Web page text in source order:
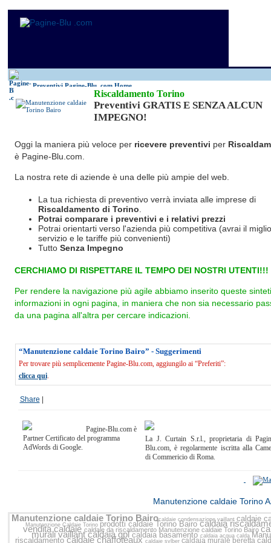
Preventivi Pagine-Blu .com Home
Riscaldamento Torino
Preventivi GRATIS E SENZA ALCUN
IMPEGNO!
Oggi la maniera più veloce per ricevere preventivi per
è Pagine-Blu.com.
La nostra rete di aziende è una delle più ampie del web.
La tua richiesta di preventivo verrà inviata alle imprese di
Riscaldamento di Torino
Potrai comparare i preventivi e i relativi prezzi
Potrai orientarti verso l'azienda più competitiva (avrai il
servizio e le tariffe più convenienti)
Tutto Senza Impegno
CERCHIAMO DI RISPETTARE IL TEMPO DEI NOSTRI UTENTI!!!
Per rendere la navigazione più agile abbiamo inserito queste
informazioni in ogni pagina, in maniera che non sia necessario
da una pagina all'altra per cercare indicazioni.
“Manutenzione caldaie Torino Bairo” - Suggerimenti
Per trovare più semplicemente Pagine-Blu.com, aggiungilo ai “Preferiti”:
clicca qui.
Share
Pagine-Blu.com è
Partner Certificato del programma
AdWords di Google.
La J. Curtain S.r.l., proprietaria di
Blu.com, è regolarmente iscritta alla
di Commericio di Roma.
Manutenzione caldaie Torino
Manutenzione caldaie Torino Bairocaldaie condensazione vaillant caldaie
Manutenzione Caldaie Torino prodotti caldaie Torino Bairocaldaia
vendita caldaie caldaie da riscaldamento Manutenzione caldaie Torino Bairo
murali vaillantcaldaia gplcaldaia basamento caldaia acqua calda
riscaldamentocaldaie chaffoteauxcaldaie sylber caldaia murale beretta